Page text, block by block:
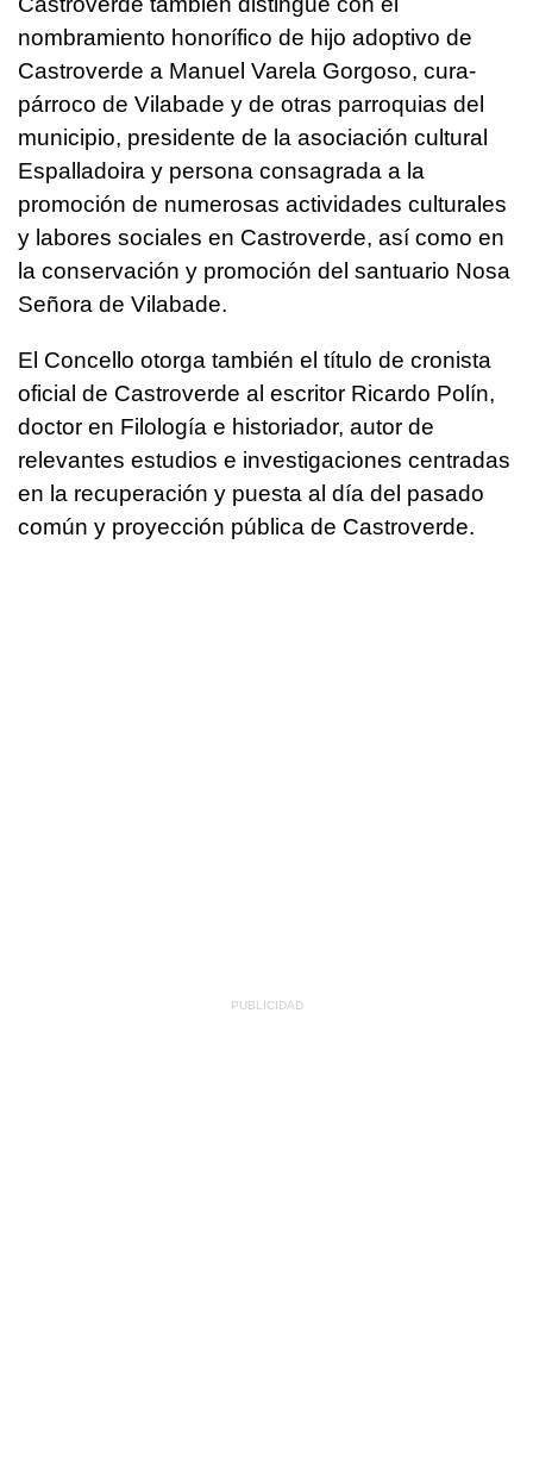
nombramiento honorífico de hijo adoptivo de
Castroverde a Manuel Varela Gorgoso, cura-
párroco de Vilabade y de otras parroquias del
municipio, presidente de la asociación cultural
Espalladoira y persona consagrada a la
promoción de numerosas actividades culturales
y labores sociales en Castroverde, así como en
la conservación y promoción del santuario Nosa
Señora de Vilabade.
El Concello otorga también el título de cronista
oficial de Castroverde al escritor Ricardo Polín,
doctor en Filología e historiador, autor de
relevantes estudios e investigaciones centradas
en la recuperación y puesta al día del pasado
común y proyección pública de Castroverde.